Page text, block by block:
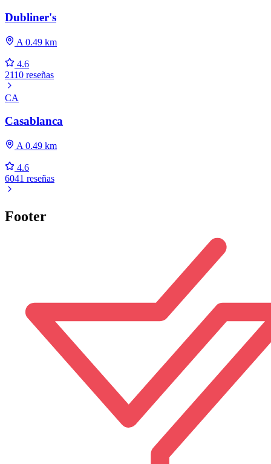
Dubliner's
A 0.49 km
4.6
2110 reseñas
CA
Casablanca
A 0.49 km
4.6
6041 reseñas
Footer